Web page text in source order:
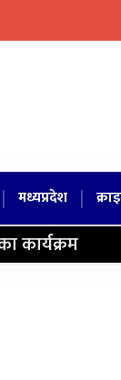
| मध्यप्रदेश |
कार्यक्रम